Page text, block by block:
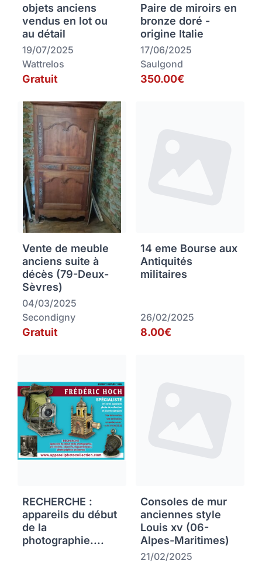
objets anciens
vendus en lot ou
au détail
19/07/2025
Wattrelos
Gratuit
Paire de miroirs en
bronze doré -
origine Italie
17/06/2025
Saulgond
350.00€
Vente de meuble
anciens suite à
décès (79-Deux-
Sèvres)
04/03/2025
Secondigny
Gratuit
14 eme Bourse aux
Antiquités
militaires
26/02/2025
8.00€
RECHERCHE :
appareils du début
de la
photographie....
Consoles de mur
anciennes style
Louis xv (06-
Alpes-Maritimes)
21/02/2025